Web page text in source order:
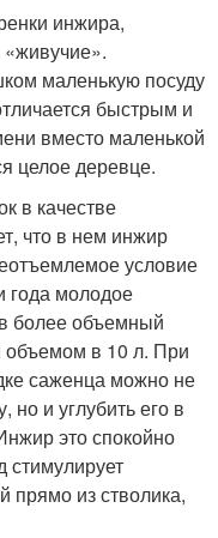
инжира,
маленькую посуду
быстрым и
вместо маленькой
целое деревце.
в качестве
что в нем инжир
условие
года молодое
более объемный
объемом в 10 л. При
саженца можно не
но и углубить его в
это спокойно
стимулирует
прямо из стволика,